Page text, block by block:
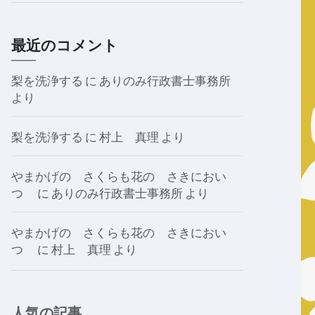
最近のコメント
梨を洗浄する に ありのみ行政書士事務所
より
梨を洗浄する に村上 真理 より
やまかげの さくらも花の さきにおい
つゝ
に ありのみ行政書士事務所 より
やまかげの さくらも花の さきにおい
つゝ
に村上 真理 より